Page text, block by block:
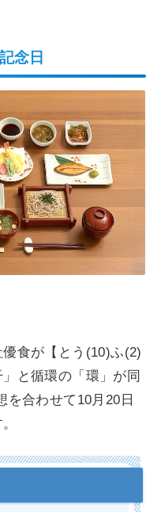
念日
食が【とう(10)ふ(2)
と循環の「環」が同
を合わせて10月20日